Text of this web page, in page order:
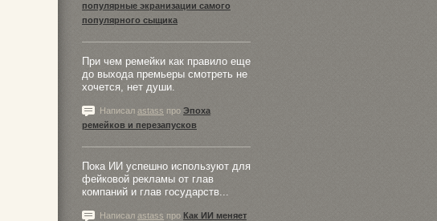
популярные экранизации самого
популярного сыщика
При чем ремейки как правило еще
до выхода премьеры смотреть не
хочется, нет души.
Написал astass про Эпоха
ремейков и перезапусков
Пока ИИ успешно используют для
фейковой рекламы от глав
компаний и глав государств...
Написал astass про Как ИИ меняет